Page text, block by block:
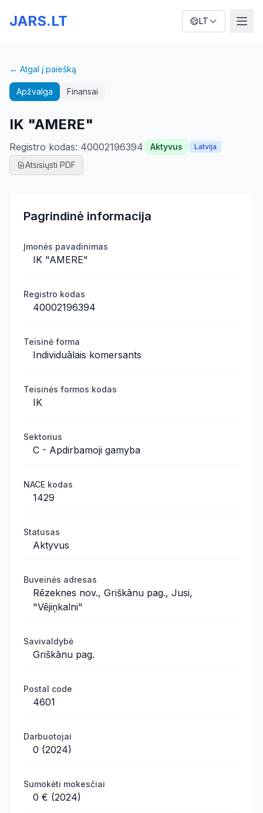
JARS.LT LT
← Atgal į paiešką
Apžvalga Finansai
IK "AMERE"
Registro kodas: 40002196394 Aktyvus Latvija
Atsisiųsti PDF
Pagrindinė informacija
Įmonės pavadinimas
IK "AMERE"
Registro kodas
40002196394
Teisinė forma
Individuālais komersants
Teisinės formos kodas
IK
Sektorius
C - Apdirbamoji gamyba
NACE kodas
1429
Statusas
Aktyvus
Buveinės adresas
Rēzeknes nov., Griškānu pag., Jusi,
"Vējiņkalni"
Savivaldybė
Griškānu pag.
Postal code
4601
Darbuotojai
0 (2024)
Sumokėti mokesčiai
0 € (2024)